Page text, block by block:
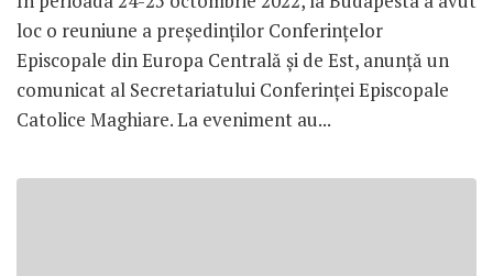
loc o reuniune a președinților Conferințelor
Episcopale din Europa Centrală și de Est, anunță un
comunicat al Secretariatului Conferinței Episcopale
Catolice Maghiare. La eveniment au...